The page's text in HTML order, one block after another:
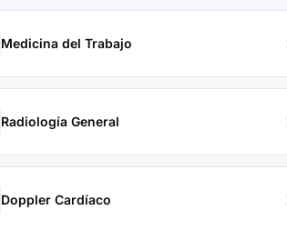
Medicina del Trabajo
Radiología General
Doppler Cardíaco